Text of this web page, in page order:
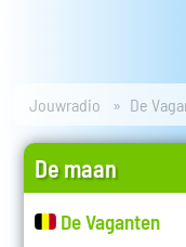
Jouwradio De
De maan
De Vaganten